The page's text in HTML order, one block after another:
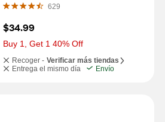
629
$34.99
Buy 1, Get 1 40% Off
Recoger - Verificar más tiendas
Entrega el mismo día
Envío